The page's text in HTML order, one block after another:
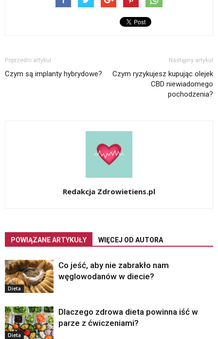
Poprzedni artykuł
Czym są implanty hybrydowe?
Następny artykuł
Czym ryzykujesz kupując olejek
CBD niewiadomego
pochodzenia?
Redakcja Zdrowietiens.pl
POWIĄZANE ARTYKUŁY WIĘCEJ OD AUTORA
Dieta
Co jeść, aby nie zabrakło nam
węglowodanów w diecie?
Dieta
Dlaczego zdrowa dieta powinna iść w
parze z ćwiczeniami?